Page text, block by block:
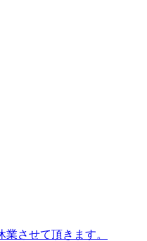
業させて頂きます。